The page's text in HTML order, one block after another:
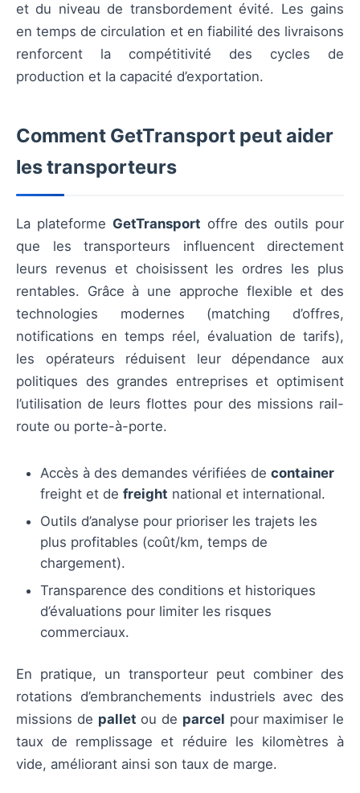
et du niveau de transbordement évité. Les gains
en temps de circulation et en fiabilité des livraisons
renforcent la compétitivité des cycles de
production et la capacité d’exportation.
Comment GetTransport peut aider
les transporteurs
La plateforme GetTransport offre des outils pour
que les transporteurs influencent directement
leurs revenus et choisissent les ordres les plus
rentables. Grâce à une approche flexible et des
technologies modernes (matching d’offres,
notifications en temps réel, évaluation de tarifs),
les opérateurs réduisent leur dépendance aux
politiques des grandes entreprises et optimisent
l’utilisation de leurs flottes pour des missions rail-
route ou porte-à-porte.
Accès à des demandes vérifiées de container
freight et de freight national et international.
Outils d’analyse pour prioriser les trajets les
plus profitables (coût/km, temps de
chargement).
Transparence des conditions et historiques
d’évaluations pour limiter les risques
commerciaux.
En pratique, un transporteur peut combiner des
rotations d’embranchements industriels avec des
missions de pallet ou de parcel pour maximiser le
taux de remplissage et réduire les kilomètres à
vide, améliorant ainsi son taux de marge.